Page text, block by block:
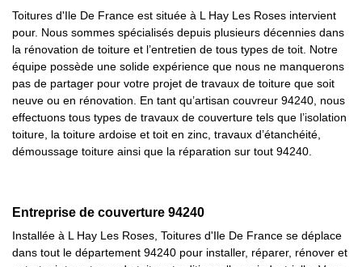
Toitures d'Ile De France est située à L Hay Les Roses intervient
pour. Nous sommes spécialisés depuis plusieurs décennies dans
la rénovation de toiture et l’entretien de tous types de toit. Notre
équipe possède une solide expérience que nous ne manquerons
pas de partager pour votre projet de travaux de toiture que soit
neuve ou en rénovation. En tant qu’artisan couvreur 94240, nous
effectuons tous types de travaux de couverture tels que l’isolation
toiture, la toiture ardoise et toit en zinc, travaux d’étanchéité,
démoussage toiture ainsi que la réparation sur tout 94240.
Entreprise de couverture 94240
Installée à L Hay Les Roses, Toitures d'Ile De France se déplace
dans tout le département 94240 pour installer, réparer, rénover et